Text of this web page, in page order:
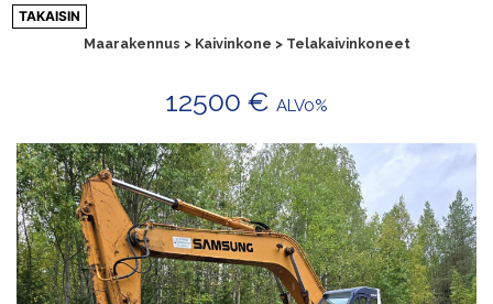
Siirry
sisältöön
TAKAISIN
Maarakennus > Kaivinkone > Telakaivinkoneet
12500 € ALV0%